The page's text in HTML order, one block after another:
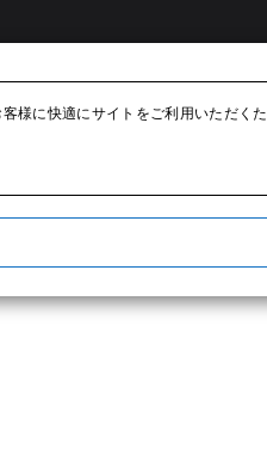
様に快適にサイトをご利用いただく